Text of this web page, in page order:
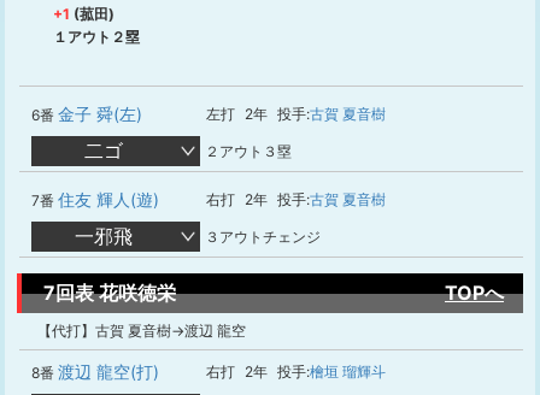
+1 (菰田)
１アウト２塁
6番 金子 舜(左) 左打 2年 投手:古賀 夏音樹
二ゴ ２アウト３塁
7番 住友 輝人(遊) 右打 2年 投手:古賀 夏音樹
一邪飛 ３アウトチェンジ
7回表 花咲徳栄 TOPへ
【代打】古賀 夏音樹→渡辺 龍空
8番 渡辺 龍空(打) 右打 2年 投手:檜垣 瑠輝斗